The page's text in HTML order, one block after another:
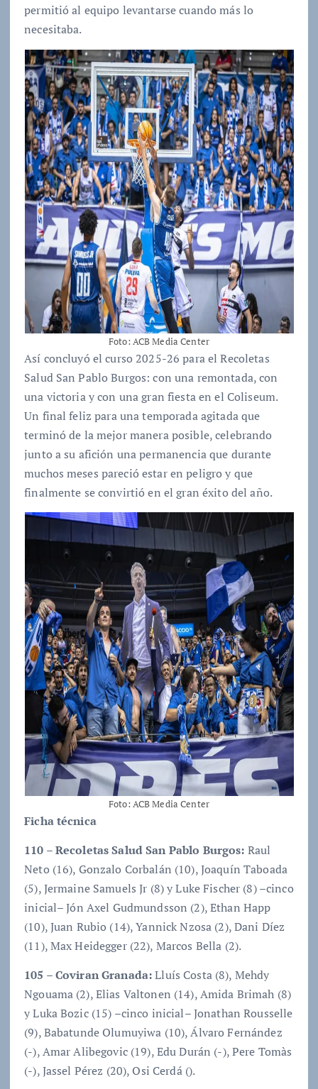
permitió al equipo levantarse cuando más lo
necesitaba.
Foto: ACB Media Center
Así concluyó el curso 2025-26 para el Recoletas
Salud San Pablo Burgos: con una remontada, con
una victoria y con una gran fiesta en el Coliseum.
Un final feliz para una temporada agitada que
terminó de la mejor manera posible, celebrando
junto a su afición una permanencia que durante
muchos meses pareció estar en peligro y que
finalmente se convirtió en el gran éxito del año.
Foto: ACB Media Center
Ficha técnica
110 – Recoletas Salud San Pablo Burgos: Raul
Neto (16), Gonzalo Corbalán (10), Joaquín Taboada
(5), Jermaine Samuels Jr (8) y Luke Fischer (8) –cinco
inicial– Jón Axel Gudmundsson (2), Ethan Happ
(10), Juan Rubio (14), Yannick Nzosa (2), Dani Díez
(11), Max Heidegger (22), Marcos Bella (2).
105 – Coviran Granada:Lluís Costa (8), Mehdy
Ngouama (2), Elias Valtonen (14), Amida Brimah (8)
y Luka Bozic (15) –cinco inicial– Jonathan Rousselle
(9), Babatunde Olumuyiwa (10), Álvaro Fernández
(-), Amar Alibegovic (19), Edu Durán (-), Pere Tomàs
(-), Jassel Pérez (20), Osi Cerdá ().